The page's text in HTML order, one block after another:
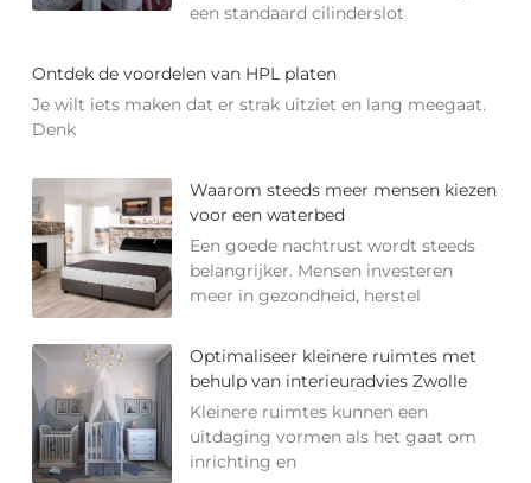
een standaard cilinderslot
Ontdek de voordelen van HPL platen
Je wilt iets maken dat er strak uitziet en lang meegaat.
Denk
Waarom steeds meer mensen kiezen
voor een waterbed
Een goede nachtrust wordt steeds
belangrijker. Mensen investeren
meer in gezondheid, herstel
Optimaliseer kleinere ruimtes met
behulp van interieuradvies Zwolle
Kleinere ruimtes kunnen een
uitdaging vormen als het gaat om
inrichting en